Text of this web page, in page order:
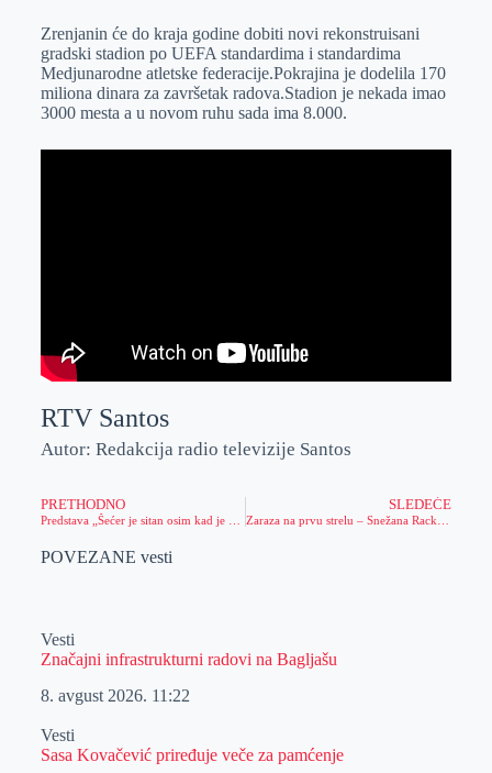
e
r
I
n
s
A
p
a
i
l
Zrenjanin će do kraja godine dobiti novi rekonstruisani
gradski stadion po UEFA standardima i standardima
Medjunarodne atletske federacije.Pokrajina je dodelila 170
miliona dinara za završetak radova.Stadion je nekada imao
3000 mesta a u novom ruhu sada ima 8.000.
RTV Santos
Autor: Redakcija radio televizije Santos
PRETHODNO SLEDEĆE
POVEZANE vesti
Vesti
Značajni infrastrukturni radovi na Bagljašu
8. avgust 2026. 11:22
Vesti
Sasa Kovačević priređuje veče za pamćenje